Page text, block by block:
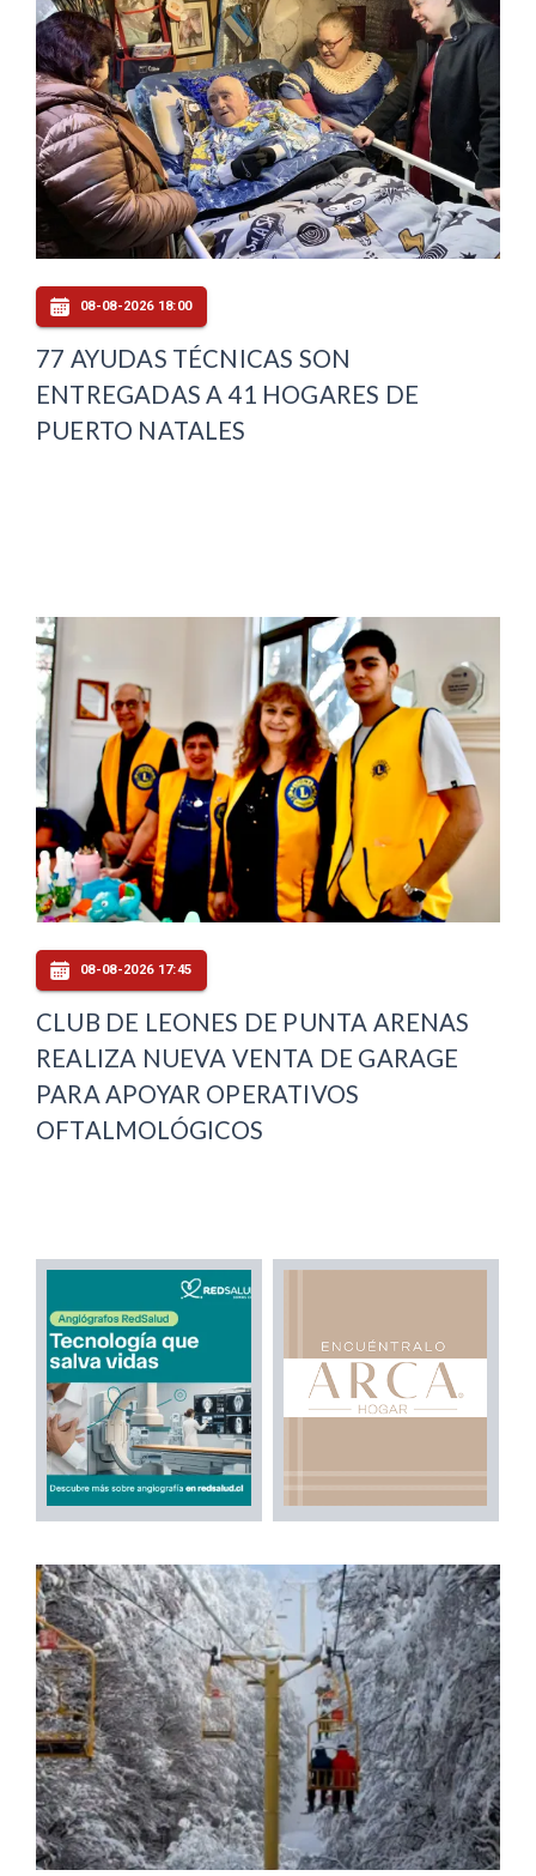
08-08-2026 18:00
77 AYUDAS TÉCNICAS SON
ENTREGADAS A 41 HOGARES DE
PUERTO NATALES
08-08-2026 17:45
CLUB DE LEONES DE PUNTA ARENAS
REALIZA NUEVA VENTA DE GARAGE
PARA APOYAR OPERATIVOS
OFTALMOLÓGICOS